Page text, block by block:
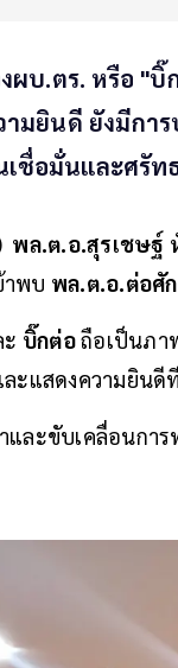
ผบ.ตร. หรือ "
มยินดี ยังมีก
เชื่อมั่นและศรั
พล.ต.อ.สุรเชษฐ์
าพบ พล.ต.อ.ต่อศั
บิ๊กต่อถือเป็นภา
ะแสดงความยิน
ละขับเคลื่อนกา